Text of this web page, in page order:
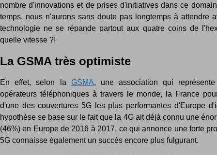
nombre d'innovations et de prises d'initiatives dans ce
temps, nous n'aurons sans doute pas longtemps à attendre
technologie ne se répande partout aux quatre coins de
quelle vitesse ?!
La GSMA très optimiste
En effet, selon la GSMA, une association qui
opérateurs téléphoniques à travers le monde, la France
d'une des couvertures 5G les plus performantes d'Europe
hypothèse se base sur le fait que la 4G ait déjà connu une
(46%) en Europe de 2016 à 2017, ce qui annonce une forte
5G connaisse également un succès encore plus fulgurant.